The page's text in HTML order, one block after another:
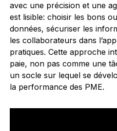
avec une précision et une
est lisible: choisir les bons
données, sécuriser les
les collaborateurs dans
pratiques. Cette approche
paie, non pas comme une
un socle sur lequel se
la performance des PME.